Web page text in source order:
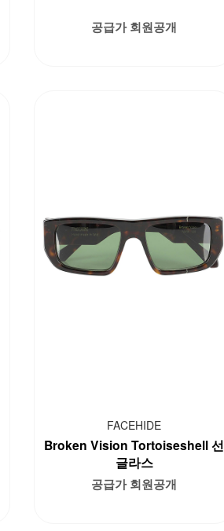
공급가 회원공개
FACEHIDE
Broken Vision Tortoiseshell 선
글라스
공급가 회원공개